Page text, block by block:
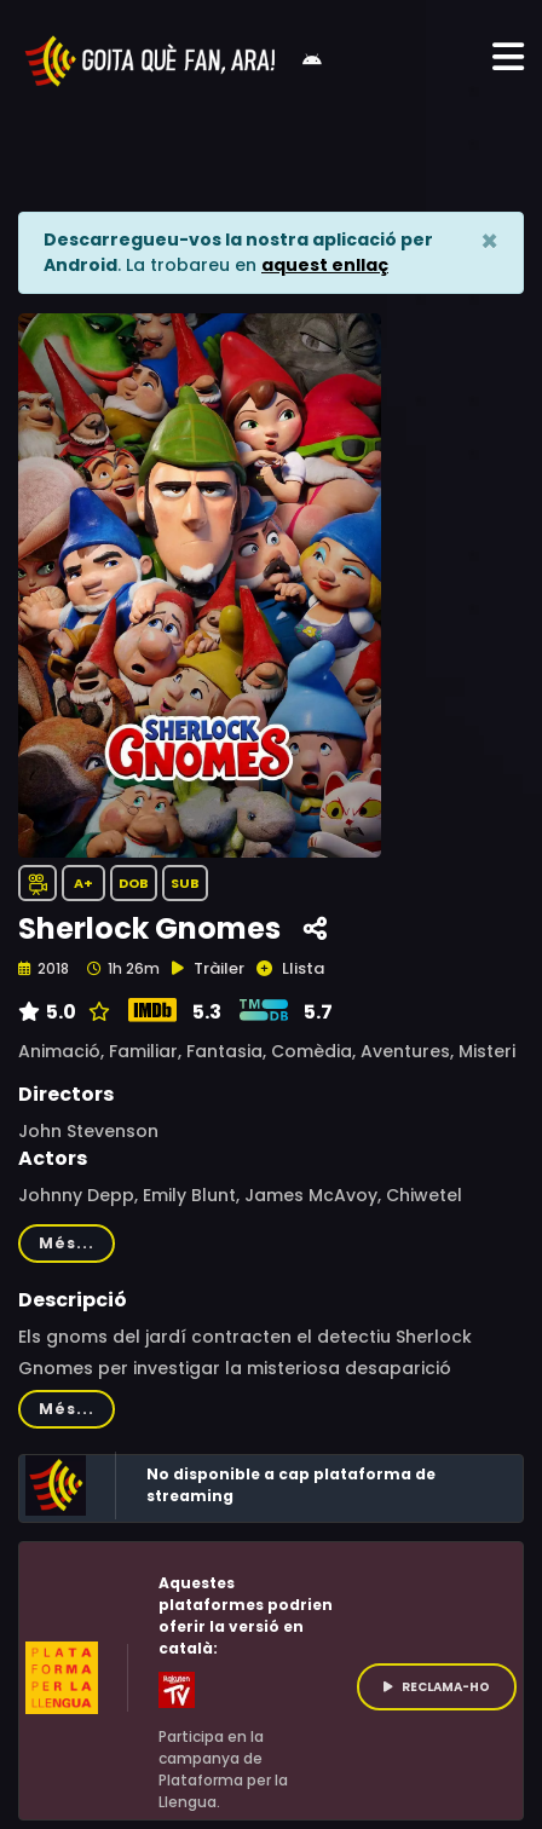
Descarregueu-vos la nostra aplicació per
Android. La trobareu en aquest enllaç
×
A+ DOB SUB
Sherlock Gnomes
2018 1h 26m Tràiler Llista
5.0 5.3 5.7
Animació, Familiar, Fantasia, Comèdia, Aventures, Misteri
Directors
John Stevenson
Actors
Johnny Depp, Emily Blunt, James McAvoy, Chiwetel
Ejiofor, Mary J. Blige, Stephen Merchant, Michael Caine,
Dexter Fletcher, James Hong, Ashley Jensen, Matt Lucas,
Ozzy Osbourne, Maggie Smith, Julie Walters, Jamie
Bonet, Rosalie Craig, Eve Webster
Més...
Descripció
Els gnoms del jardí contracten el detectiu Sherlock
Gnomes per investigar la misteriosa desaparició
d’alguns ornaments del seu jardí.
Més...
No disponible a cap plataforma de
streaming
Aquestes
plataformes podrien
oferir la versió en
català:
Participa en la
campanya de
Plataforma per la
Llengua.
RECLAMA-HO